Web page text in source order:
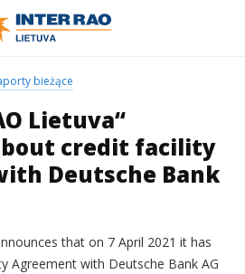
bieżące
Lietuva“
credit facility
Deutsche Bank
that on 7 April 2021 it has
Agreement with Deutsche Bank AG